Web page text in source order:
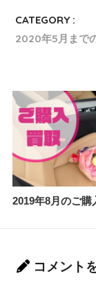
CATEGORY :
2020年5月まで
2019年8月のご購
コメント